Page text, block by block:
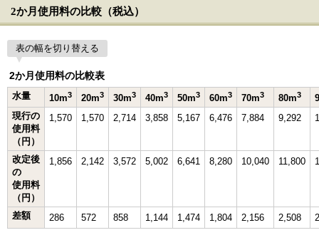
2か月使用料の比較（税込）
表の幅を切り替える
2か月使用料の比較表
水量
10m3 20m3 30m3 40m3 50m3 60m3 70m3 80m3
現行の
使用料
（円）
1,570 1,570 2,714 3,858 5,167 6,476 7,884 9,292
改定後
の
使用料
（円）
1,856 2,142 3,572 5,002 6,641 8,280 10,040 11,800
差額 286 572 858 1,144 1,474 1,804 2,156 2,508